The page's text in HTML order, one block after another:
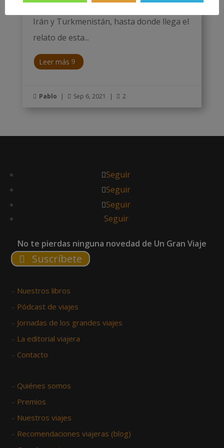
20 de abril de 2005. Luego continuó por
Irán y Turkmenistán, hasta donde llega el
relato de esta...
Leer más
 Pablo |  Sep 6, 2021 |  2
Seguir
Seguir
Seguir
Seguir
No te pierdas ninguna novedad de Un Gran Viaje
Suscríbete
– Nuestros libros
– Pódcast de viajes
– Jornadas de los grandes viajes
– La editorial viajera
– Contacto
– Quiénes somos
– Premios
– Nuestros viajes
– Recomendaciones viajeras (blog)